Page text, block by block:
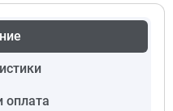
оплата